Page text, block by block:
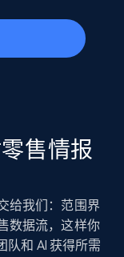
售情报
给我们：范围界
数据流，这样你
队和 AI 获得所需